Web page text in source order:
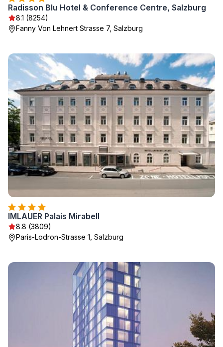
Radisson Blu Hotel & Conference Centre, Salzburg
8.1 (8254)
Fanny Von Lehnert Strasse 7, Salzburg
IMLAUER Palais Mirabell
8.8 (3809)
Paris-Lodron-Strasse 1, Salzburg